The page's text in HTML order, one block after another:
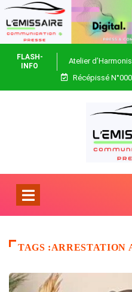
FLASH-
INFO
Atelier
Récépissé
TAGS :ARRESTATION